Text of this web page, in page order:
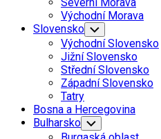
Východní Morava
Slovensko Toggle
Child
Menu
Východní Slovensko
Jižní Slovensko
Střední Slovensko
Západní Slovensko
Tatry
Bosna a Hercegovina
Bulharsko Toggle
Child